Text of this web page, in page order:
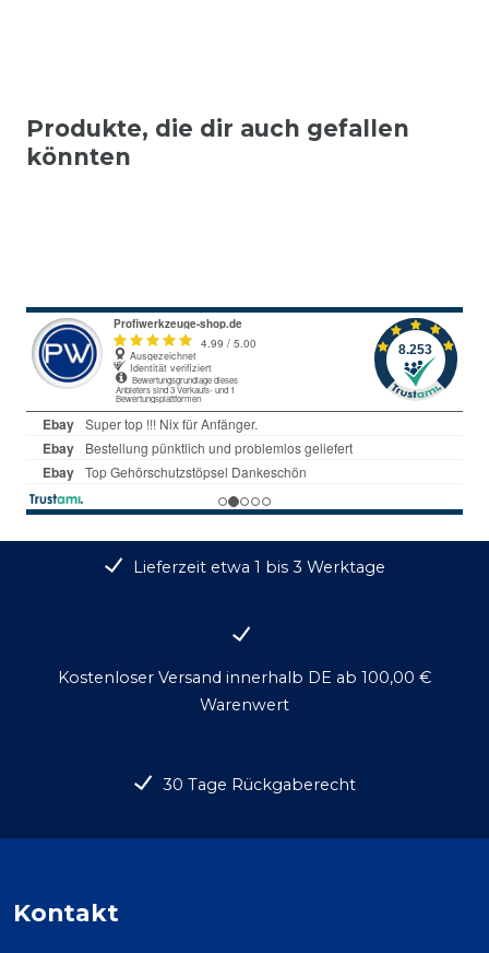
Produkte, die dir auch gefallen
könnten
Lieferzeit etwa 1 bis 3 Werktage
Kostenloser Versand innerhalb DE ab 100,00 €
Warenwert
30 Tage Rückgaberecht
Kontakt